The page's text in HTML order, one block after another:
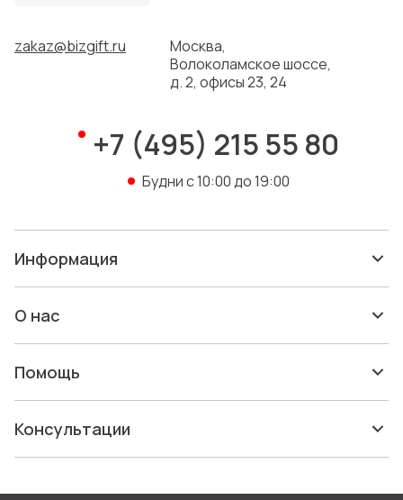
1 121 ₽
Набор для барбекю в кейсе:
«Salvy»
Артикул: 5-19538804
2 084 ₽
zakaz@bizgift.ru
Москва,
Волоколамское шоссе,
д. 2, офисы 23, 24
+7 (495) 215 55 80
Будни с 10:00 до 19:00
Информация
О нас
Помощь
Консультации